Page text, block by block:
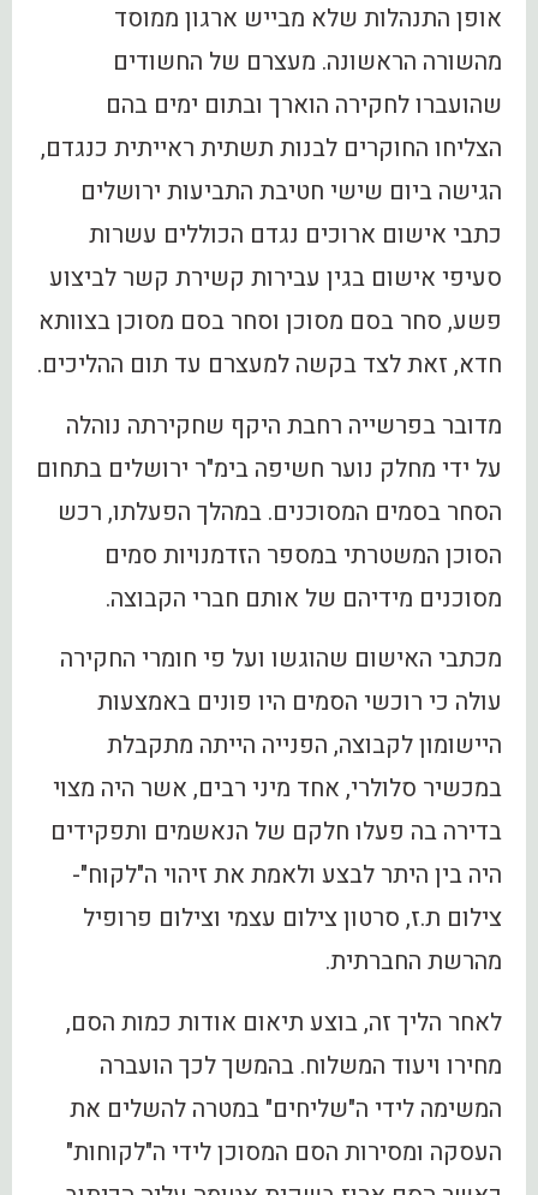
אופן התנהלות שלא מבייש ארגון ממוסד
מהשורה הראשונה. מעצרם של החשודים
שהועברו לחקירה הוארך ובתום ימים בהם
הצליחו החוקרים לבנות תשתית ראייתית כנגדם,
הגישה ביום שישי חטיבת התביעות ירושלים
כתבי אישום ארוכים נגדם הכוללים עשרות
סעיפי אישום בגין עבירות קשירת קשר לביצוע
פשע, סחר בסם מסוכן וסחר בסם מסוכן בצוותא
חדא, זאת לצד בקשה למעצרם עד תום ההליכים.
מדובר בפרשייה רחבת היקף שחקירתה נוהלה
על ידי מחלק נוער חשיפה בימ"ר ירושלים בתחום
הסחר בסמים המסוכנים. במהלך הפעלתו, רכש
הסוכן המשטרתי במספר הזדמנויות סמים
מסוכנים מידיהם של אותם חברי הקבוצה.
מכתבי האישום שהוגשו ועל פי חומרי החקירה
עולה כי רוכשי הסמים היו פונים באמצעות
היישומון לקבוצה, הפנייה הייתה מתקבלת
במכשיר סלולרי, אחד מיני רבים, אשר היה מצוי
בדירה בה פעלו חלקם של הנאשמים ותפקידים
היה בין היתר לבצע ולאמת את זיהוי ה"לקוח"-
צילום ת.ז, סרטון צילום עצמי וצילום פרופיל
מהרשת החברתית.
לאחר הליך זה, בוצע תיאום אודות כמות הסם,
מחירו ויעוד המשלוח. בהמשך לכך הועברה
המשימה לידי ה"שליחים" במטרה להשלים את
העסקה ומסירות הסם המסוכן לידי ה"לקוחות"